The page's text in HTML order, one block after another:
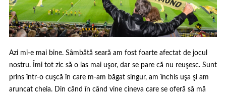
Azi mi-e mai bine. Sâmbătă seară am fost foarte afectat de jocul
nostru. Îmi tot zic să o las mai uşor, dar se pare că nu reuşesc. Sunt
prins într-o cuşcă în care m-am băgat singur, am închis uşa şi am
aruncat cheia. Din când în când vine cineva care se oferă să mă